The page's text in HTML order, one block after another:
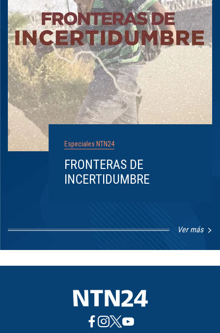
Especiales NTN24
FRONTERAS DE
INCERTIDUMBRE
Ver más
1
8